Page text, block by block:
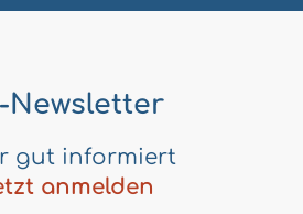
-Newsletter
gut informiert
anmelden